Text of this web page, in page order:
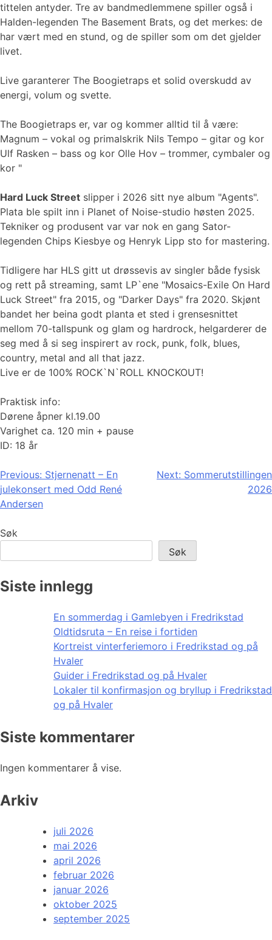
tittelen antyder. Tre av bandmedlemmene spiller også i
Halden-legenden The Basement Brats, og det merkes: de
har vært med en stund, og de spiller som om det gjelder
livet.
Live garanterer The Boogietraps et solid overskudd av
energi, volum og svette.
The Boogietraps er, var og kommer alltid til å være:
Magnum – vokal og primalskrik Nils Tempo – gitar og kor
Ulf Rasken – bass og kor Olle Hov – trommer, cymbaler og
kor "
Hard Luck Street slipper i 2026 sitt nye album "Agents".
Plata ble spilt inn i Planet of Noise-studio høsten 2025.
Tekniker og produsent var var nok en gang Sator-
legenden Chips Kiesbye og Henryk Lipp sto for mastering.
Tidligere har HLS gitt ut drøssevis av singler både fysisk
og rett på streaming, samt LP`ene "Mosaics-Exile On Hard
Luck Street" fra 2015, og "Darker Days" fra 2020. Skjønt
bandet her beina godt planta et sted i grensesnittet
mellom 70-tallspunk og glam og hardrock, helgarderer de
seg med å si seg inspirert av rock, punk, folk, blues,
country, metal and all that jazz.
Live er de 100% ROCK`N`ROLL KNOCKOUT!
Praktisk info:
Dørene åpner kl.19.00
Varighet ca. 120 min + pause
ID: 18 år
Innleggsnavigasjon
Previous: Stjernenatt – En
julekonsert med Odd René
Andersen
Next: Sommerutstillingen
2026
Søk
Søk
Siste innlegg
En sommerdag i Gamlebyen i Fredrikstad
Oldtidsruta – En reise i fortiden
Kortreist vinterferiemoro i Fredrikstad og på
Hvaler
Guider i Fredrikstad og på Hvaler
Lokaler til konfirmasjon og bryllup i Fredrikstad
og på Hvaler
Siste kommentarer
Ingen kommentarer å vise.
Arkiv
juli 2026
mai 2026
april 2026
februar 2026
januar 2026
oktober 2025
september 2025